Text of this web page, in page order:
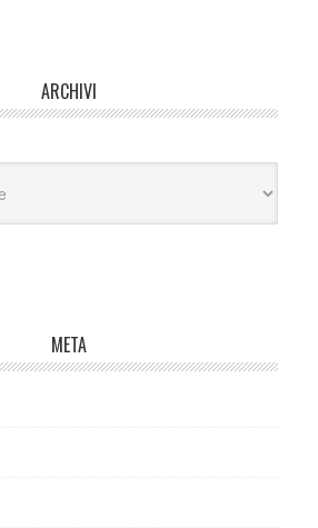
ARCHIVI
META